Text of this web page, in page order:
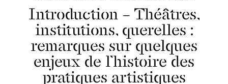
Introduction – Théâtres,
institutions, querelles :
remarques sur quelques
enjeux de l’histoire des
pratiques artistiques